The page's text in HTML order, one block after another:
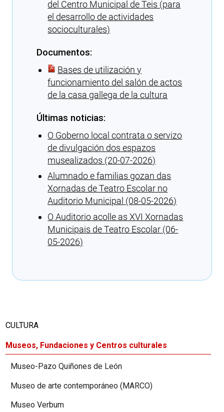
del Centro Municipal de Teis (para
el desarrollo de actividades
socioculturales)
Documentos:
Bases de utilización y
funcionamiento del salón de actos
de la casa gallega de la cultura
Últimas noticias:
O Goberno local contrata o servizo
de divulgación dos espazos
musealizados (20-07-2026)
Alumnado e familias gozan das
Xornadas de Teatro Escolar no
Auditorio Municipal (08-05-2026)
O Auditorio acolle as XVI Xornadas
Municipais de Teatro Escolar (06-
05-2026)
CULTURA
Museos, Fundaciones y Centros culturales
Museo-Pazo Quiñones de León
Museo de arte contemporáneo (MARCO)
Museo Verbum